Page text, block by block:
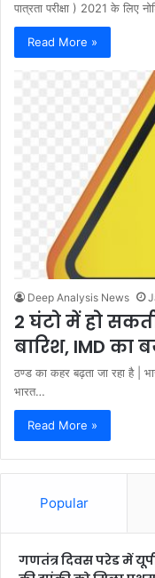
पात्रता परीक्षा ) 2021 के लिए
Read More »
Deep Analysis News
2 घंटो में हो
बारिश, IMD का
ठण्ड का कहर बढ़ता जा रहा है |
भारत…
Read More »
Popular
गणतंत्र दिवस परेड में